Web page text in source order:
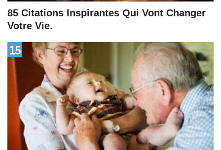
85 Citations Inspirantes Qui Vont Changer
Votre Vie.
15